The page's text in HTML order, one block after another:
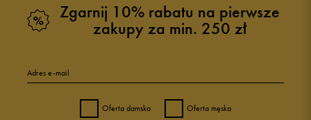
Zgarnij 10% rabatu na pierwsze
zakupy za min. 250 zł
Adres e-mail
Oferta damska Oferta męska